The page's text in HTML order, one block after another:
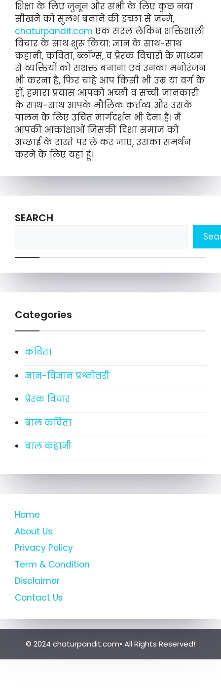
शिक्षा के लिए जुनून और सभी के लिए कुछ नया
सीखने को सुलभ बनाने की इच्छा से जन्मे,
chaturpandit.com एक सरल लेकिन शक्तिशाली
विचार के साथ शुरू किया: ज्ञान के साथ-साथ
कहानी, कविता, ब्लॉग्स, व प्रेरक विचारों के माध्यम
से व्यक्तियों को सशक्त बनाना एवं उनका मनोरंजन
भी करना है, फिर चाहे आप किसी भी उम्र या वर्ग के
हों, हमारा प्रयास आपको अच्छी व सच्ची जानकारी
के साथ-साथ आपके मौलिक कर्त्तव्य और उसके
पालन के लिए उचित मार्गदर्शन भी देना है। मैं
आपकी आकांक्षाओं जिसकी दिशा समाज को
अच्छाई के रास्ते पर ले कर जाए, उसका समर्थन
करने के लिए यहां हूं।
SEARCH
Categories
कविता
ज्ञान-विज्ञान प्रश्नोत्तरी
प्रेरक विचार
बाल कविता
बाल कहानी
Home
About Us
Privacy Policy
Term & Condition
Disclaimer
Contact Us
© 2024 chaturpandit.com• All Rights Reserved!